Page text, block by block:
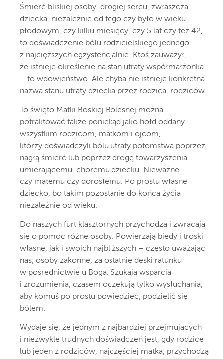
Śmierć bliskiej osoby, drogiej sercu, zwłaszcza
dziecka, niezależnie od tego czy było w wieku
płodowym, czy kilku miesięcy, czy 5 lat czy też 42,
to doświadczenie bólu rodzicielskiego jednego
z najcięższych egzystencjalnie. Ktoś zauważył,
że istnieje określenie na stan utraty współmałżonka
– to wdowieństwo. Ale chyba nie istnieje konkretna
nazwa stanu utraty dziecka przez rodzica, rodziców
To święto Matki Boskiej Bolesnej można
potraktować także poniekąd jako hołd oddany
wszystkim rodzicom, matkom i ojcom,
którzy doświadczyli bólu utraty potomstwa poprzez
nagłą śmierć lub poprzez drogę towarzyszenia
umierającemu, choremu dziecku. Nieważne
czy małemu czy dorosłemu. Po prostu własne
dziecko, bo takim pozostanie do końca życia
niezależnie od wieku.
Do naszych furt klasztornych przychodzą i zwracają
się o pomoc różne osoby. Powierzają biedy i troski
własne, jak i swoich najbliższych – często uważając
nas, osoby zakonne, za ostatnie deski ratunku
w pośrednictwie u Boga. Szukają wsparcia
i zrozumienia, czasem oczekują tylko wysłuchania,
aby komuś po prostu powiedzieć, podzielić się
bólem.
Wydaje się, że jednym z najbardziej przejmujących
i niezwykle trudnych doświadczeń jest, gdy rodzice
lub jeden z rodziców, najczęściej matka, przychodzą